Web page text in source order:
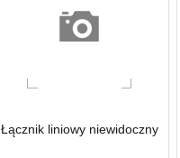
Łącznik liniowy niewidoczny